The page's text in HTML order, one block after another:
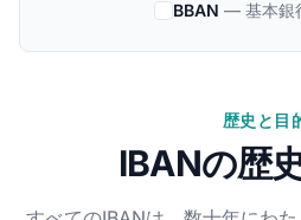
BBAN — 基本銀
歴史と目
IBANの歴